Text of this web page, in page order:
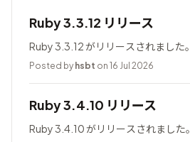
Ruby 3.3.12 リリース
Ruby 3.3.12 がリリースされました。
Posted by hsbt on 16 Jul 2026
Ruby 3.4.10 リリース
Ruby 3.4.10 がリリースされました。